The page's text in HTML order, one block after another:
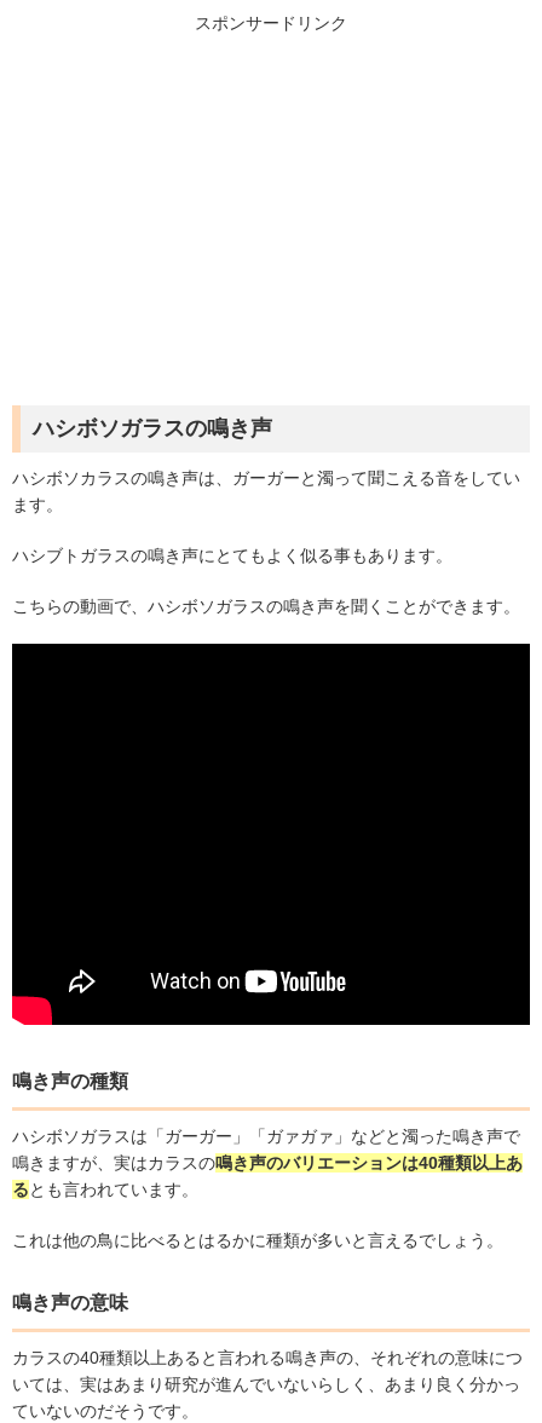
スポンサードリンク
ハシボソガラスの鳴き声
ハシボソカラスの鳴き声は、ガーガーと濁って聞こえる音をしてい
ます。
ハシブトガラスの鳴き声にとてもよく似る事もあります。
こちらの動画で、ハシボソガラスの鳴き声を聞くことができます。
鳴き声の種類
ハシボソガラスは「ガーガー」「ガァガァ」などと濁った鳴き声で
鳴きますが、実はカラスの鳴き声のバリエーションは40種類以上あ
るとも言われています。
これは他の鳥に比べるとはるかに種類が多いと言えるでしょう。
鳴き声の意味
カラスの40種類以上あると言われる鳴き声の、それぞれの意味につ
いては、実はあまり研究が進んでいないらしく、あまり良く分かっ
ていないのだそうです。